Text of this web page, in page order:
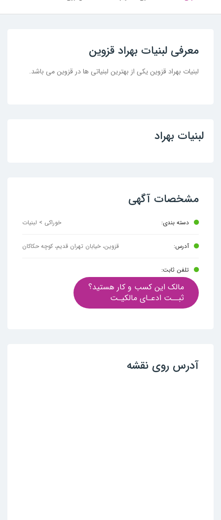
معرفی لبنیات بهراد قزوین
لبنیات بهراد قزوین یکی از بهترین لبنیاتی ها در قزوین می باشد.
لبنیات بهراد
مشخصات آگهی
دسته بندی: خوراکی > لبنیات
آدرس: قزوین، خیابان تهران قدیم، کوچه حکاکان
تلفن ثابت:
مالک این کسب و کار هستید؟
ثبــت ادعـای مالکیـت
آدرس روی نقشه